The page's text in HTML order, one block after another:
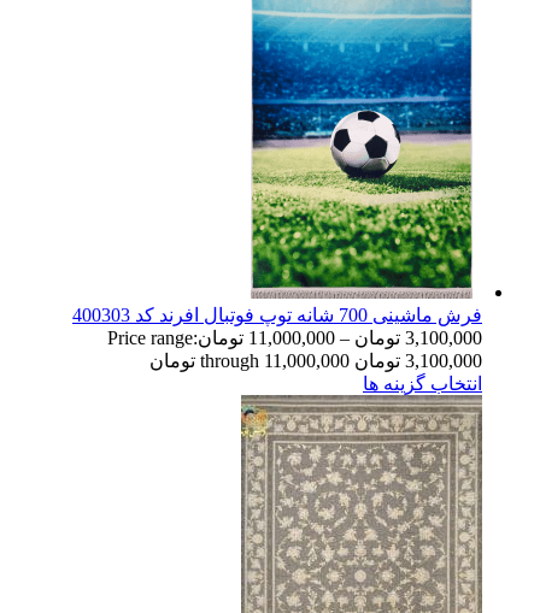
فرش ماشینی 700 شانه توپ فوتبال افرند كد 400303
3,100,000 تومان –
11,000,000 تومانPrice range:
3,100,000 تومان through 11,000,000 تومان
انتخاب گزینه ها